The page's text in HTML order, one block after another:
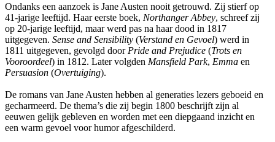
Ondanks een aanzoek is Jane Austen nooit getrouwd. Zij stierf op
41-jarige leeftijd. Haar eerste boek, Northanger Abbey, schreef zij
op 20-jarige leeftijd, maar werd pas na haar dood in 1817
uitgegeven. Sense and Sensibility (Verstand en Gevoel) werd in
1811 uitgegeven, gevolgd door Pride and Prejudice (Trots en
Vooroordeel) in 1812. Later volgden Mansfield Park, Emma en
Persuasion (Overtuiging).
De romans van Jane Austen hebben al generaties lezers geboeid en
gecharmeerd. De thema’s die zij begin 1800 beschrijft zijn al
eeuwen gelijk gebleven en worden met een diepgaand inzicht en
een warm gevoel voor humor afgeschilderd.